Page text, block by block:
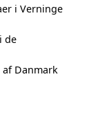
i Verninge
de
Danmark